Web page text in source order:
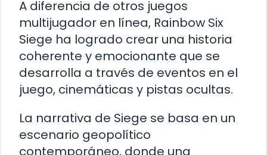
A diferencia de otros juegos
multijugador en línea, Rainbow Six
Siege ha logrado crear una historia
coherente y emocionante que se
desarrolla a través de eventos en el
juego, cinemáticas y pistas ocultas.
La narrativa de Siege se basa en un
escenario geopolítico
contemporáneo, donde una